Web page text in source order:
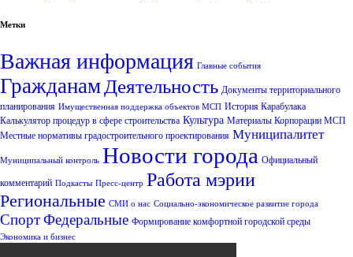
Метки
Важная информация Главные события
Гражданам Деятельность Документы территориального
планирования Имущественная поддержка объектов МСП История Карабулака
Калькулятор процедур в сфере строительства Культура Материалы Корпорации МСП
Местные нормативы градостроительного проектирования Муниципалитет
Муниципальный контроль Новости города Официальный
комментарий Подкасты Пресс-центр Работа мэрии
Региональные СМИ о нас Социально-экономическое развитие города
СпортФедеральные Формирование комфортной городской среды
Экономика и бизнес